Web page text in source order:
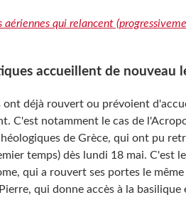
aériennes qui relancent
accueillent de nouveau
ont déjà rouvert ou prévoient
C'est notamment le cas de
de Grèce, qui ont pu
temps) dès lundi 18 mai. C'est le
qui a rouvert ses portes le
qui donne accès à la basilique